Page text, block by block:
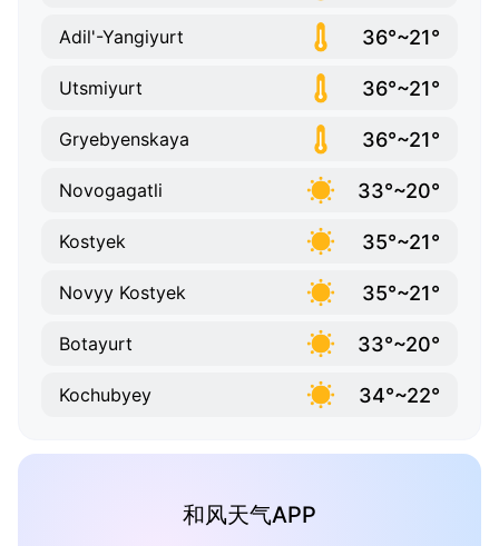
Adil'-Yangiyurt 36°~21°
Utsmiyurt 36°~21°
Gryebyenskaya 36°~21°
Novogagatli 33°~20°
Kostyek 35°~21°
Novyy Kostyek 35°~21°
Botayurt 33°~20°
Kochubyey 34°~22°
和风天气APP